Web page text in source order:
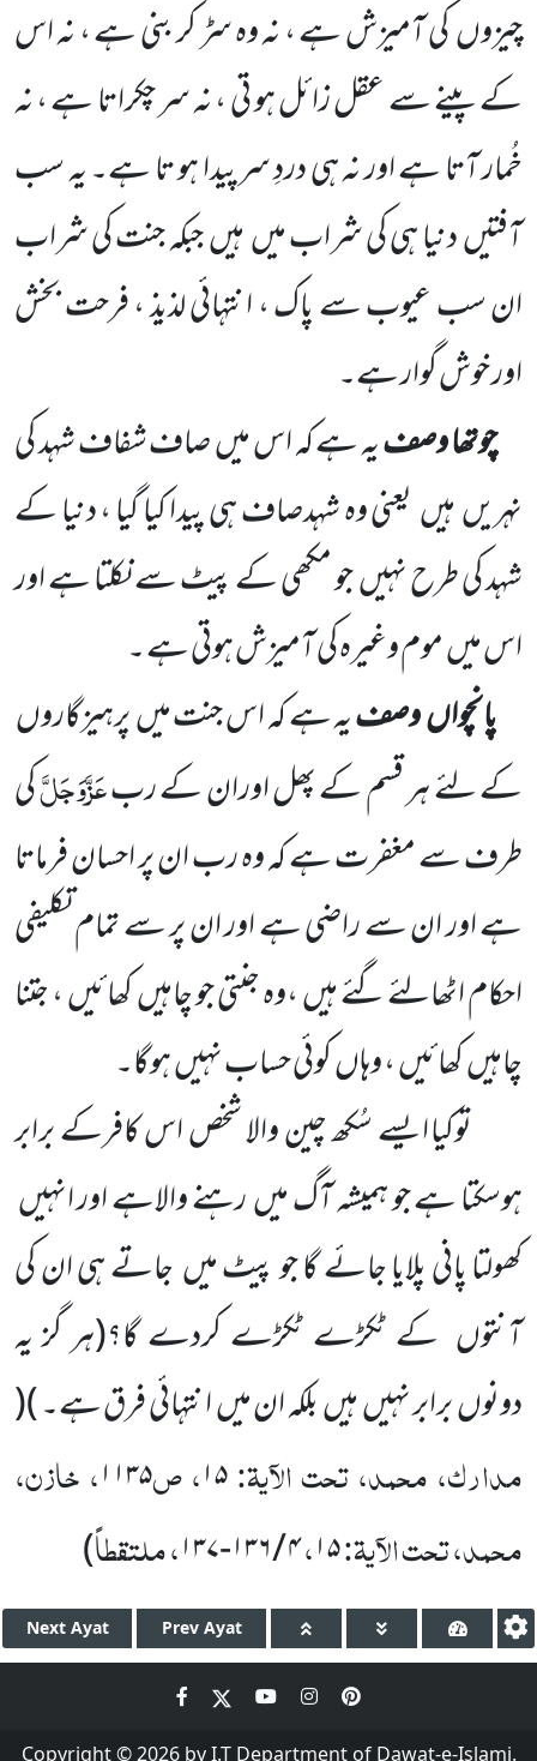
چیزوںکی آمیزش ہے ، نہ وہ سڑ کر بنی ہے ، نہ اس
کے پینے سے عقل زائل ہو تی ، نہ سر چکراتا ہے ، نہ
خُمار آتا ہے اور نہ ہی دردِ سرپیدا ہو تا ہے۔ یہ سب
آفتیںدنیا ہی کی شراب میںہیںجبکہ جنت کی شراب
ان سب عیوب سے پاک ، انتہائی لذیذ ، فرحت بخش
اور خوش گوار ہے۔
چوتھا وصفیہ ہے کہ اس میںصاف شفاف شہد کی
نہریںہیںیعنی وہ شہدصاف ہی پیدا کیا گیا ، دنیا کے
شہد کی طرح نہیںجو مکھی کے پیٹ سے نکلتا ہے اور
اس میںموم وغیرہ کی آمیزش ہوتی ہے ۔
پانچواںوصفیہ ہے کہ اس جنت میںپرہیزگاروں
کے لئے ہر قسم کے پھل اوران کے ربعَزَّوَجَلَّکی
طرف سے مغفرت ہے کہ وہ رب ان پر احسان فرماتا
ہے اور ان سے راضی ہے اور ان پر سے تمام تکلیفی
احکام اٹھالئے گئے ہیں،وہ جنتی جو چاہیںکھائیں، جتنا
چاہیںکھائیں، وہاںکوئی حساب نہیںہوگا۔
توکیا ایسے سُکھ چین والا شخص اس کافرکے برابر
ہوسکتا ہے جو ہمیشہ آگ میںرہنے والاہے اور انہیں
کھولتا پانی پلایا جائے گا جو پیٹ میںجاتے ہی ان کی
آنتوں کے ٹکڑے ٹکڑے کردے گا؟(ہر گز یہ
دونوںبرابر نہیںہیںبلکہ ان میںانتہائی فرق ہے۔ )(
مدارک، محمد، تحت الآیۃ:۱۵، ص۱۱۳۵، خازن،
محمد، تحت الآیۃ:۱۵،۴/۱۳۶-۱۳۷، ملتقطاً)
Next Ayat Prev Ayat
Copyright © 2026 by I.T Department of Dawat-e-Islami.